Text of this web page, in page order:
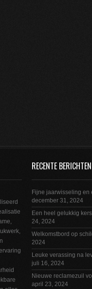
RECENTE BERICHTEN
Fijne jaarwisseling en
december 31, 2024
Een heel gelukkig
24, 2024
Welkomstbord op
2024
Leuke verassing na
juli 16, 2024
Nieuwe reclamezuil
april 23, 2024